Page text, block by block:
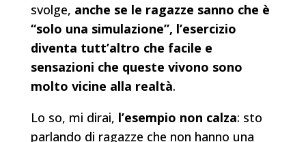
svolge, anche se le ragazze sanno che è
“solo una simulazione”, l’esercizio
diventa tutt’altro che facile e
sensazioni che queste vivono sono
molto vicine alla realtà.
Lo so, mi dirai, l’esempio non calza: sto
parlando di ragazze che non hanno una